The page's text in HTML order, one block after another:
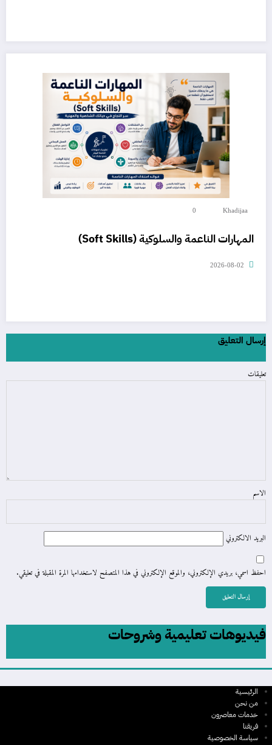
Khadijaa
0
المهارات الناعمة والسلوكية (Soft Skills)
2026-08-02
إرسال التعليق
تعليقات
الاسم
البريد الالكتروني
احفظ اسمي، بريدي الإلكتروني، والموقع الإلكتروني في هذا المتصفح لاستخدامها المرة المقبلة في تعليقي.
فيديوهات تعليمية وشروحات
الرئيسية
من نحن
خدمات معاصرون
فريقنا
سياسة الخصوصية